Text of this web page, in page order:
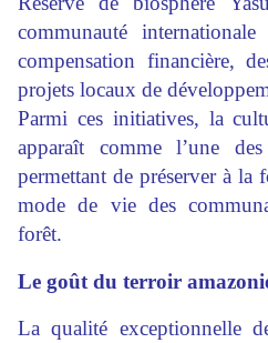
communauté
compensation financière,
projets locaux de
Parmi ces initiatives, la
apparaît comme l’une
permettant de préserver à la
mode de vie des
forêt.
Le goût du terroir
La qualité exceptionnelle